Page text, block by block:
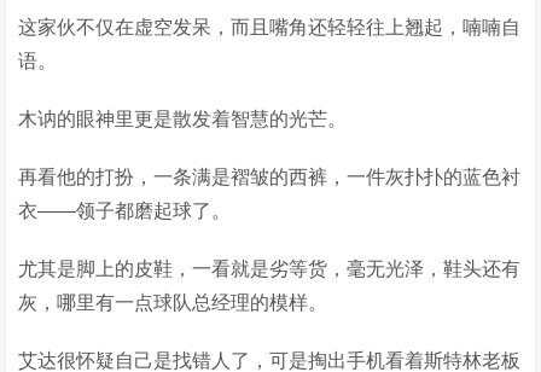
这家伙不仅在虚空发呆，而且嘴角还轻轻往上翘起，喃喃自
语。
木讷的眼神里更是散发着智慧的光芒。
再看他的打扮，一条满是褶皱的西裤，一件灰扑扑的蓝色衬
衣——领子都磨起球了。
尤其是脚上的皮鞋，一看就是劣等货，毫无光泽，鞋头还有
灰，哪里有一点球队总经理的模样。
艾达很怀疑自己是找错人了，可是掏出手机看着斯特林老板